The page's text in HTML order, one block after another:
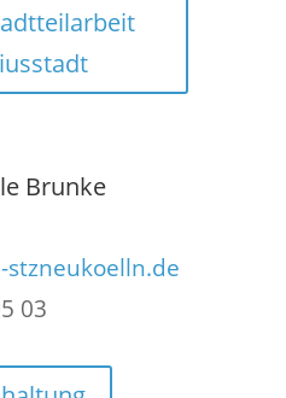
Brunke
stzneukoelln.de
03